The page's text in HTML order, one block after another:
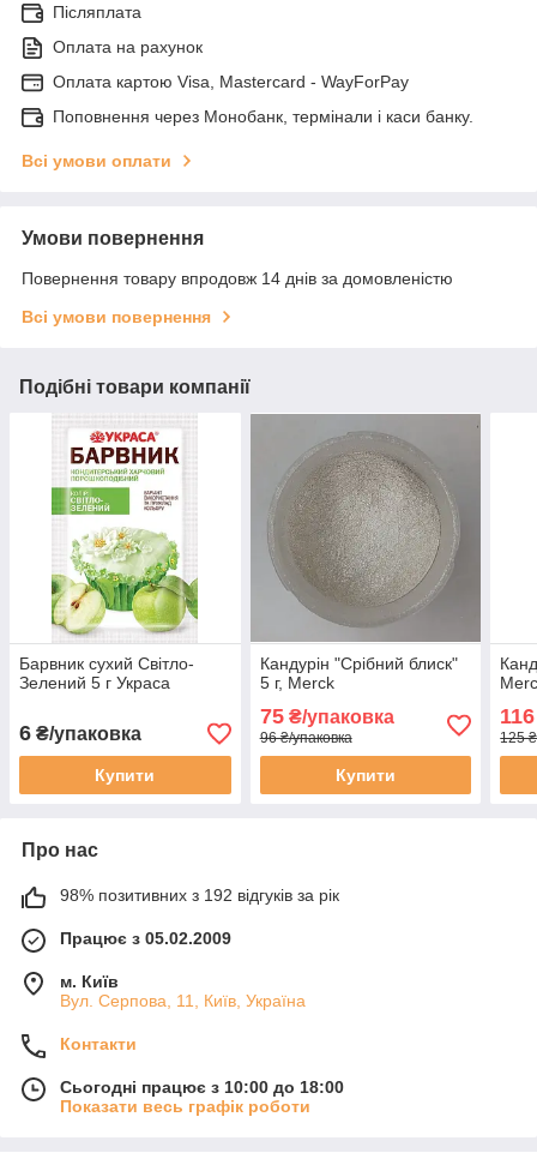
Післяплата
Оплата на рахунок
Оплата картою Visa, Mastercard - WayForPay
Поповнення через Монобанк, термінали і каси банку.
Всі умови оплати
Умови повернення
Повернення товару впродовж 14 днів за домовленістю
Всі умови повернення
Подібні товари компанії
Барвник сухий Світло-
Зелений 5 г Украса
6 ₴/упаковка
Купити
Кандурін "Срібний блиск"
5 г, Merck
75₴/упаковка
96 ₴/упаковка
Купити
116
125
Про нас
98% позитивних з 192 відгуків за рік
Працює з 05.02.2009
м. Київ
Вул. Серпова, 11, Київ, Україна
Контакти
Сьогодні працює з 10:00 до 18:00
Показати весь графік роботи